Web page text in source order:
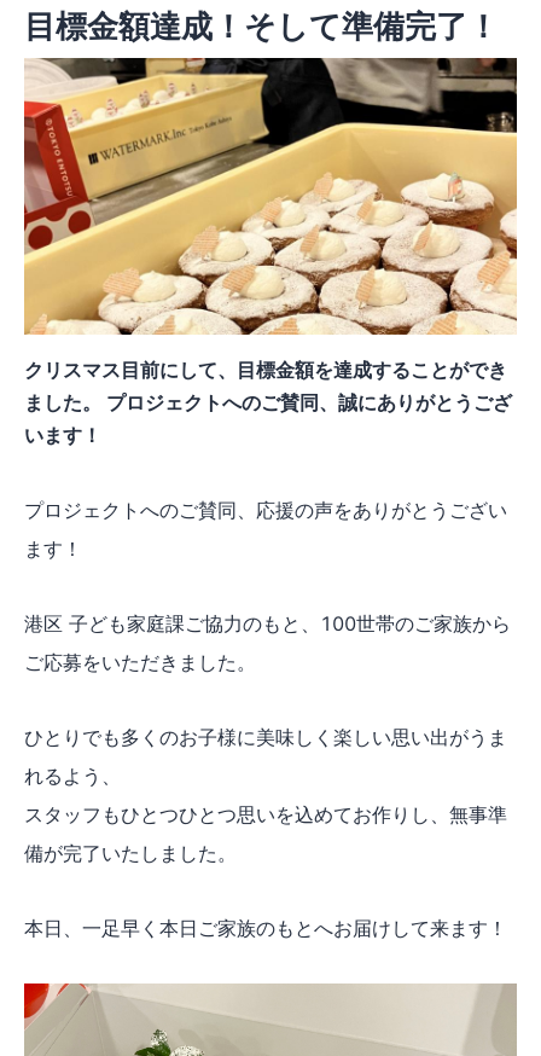
目標金額達成！そして準備完了！
クリスマス目前にして、目標金額を達成することができ
ました。 プロジェクトへのご賛同、誠にありがとうござ
います！
プロジェクトへのご賛同、応援の声をありがとうござい
ます！
港区 子ども家庭課ご協力のもと、100世帯のご家族から
ご応募をいただきました。
ひとりでも多くのお子様に美味しく楽しい思い出がうま
れるよう、
スタッフもひとつひとつ思いを込めてお作りし、無事準
備が完了いたしました。
本日、一足早く本日ご家族のもとへお届けして来ます！